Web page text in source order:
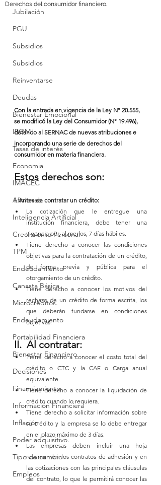
Jubilación
PGU
Subsidios
Subsidios
Reinventarse
Deudas
Bienestar Emocional
IPOM
Tasas de interés
Economia
IMACEC
Aficiones.
Inteligencia Artificial
Crecimiento Personal
TPM
Endeudamiento
Canasta Básica.
Microcréditos.
Endeudamiento
Portabilidad Financiera
Bienestar Financiero
Decisiones
Financiamiento
Información Financiera
Inflación
Poder adquisitivo.
Tipo de cambio
Empleos
Derechos del consumidor financiero.
Con la entrada en vigencia de la Ley N° 20.555,
se modificó la Ley del Consumidor (N° 19.496),
dotando al SERNAC de nuevas atribuciones e
incorporando una serie de derechos del
consumidor en materia financiera.
Estos derechos son:
I. Antes de contratar un crédito:
La cotización que le entregue una
institución financiera, debe tener una
vigencia por, al menos, 7 días hábiles.
Tiene derecho a conocer las condiciones
objetivas para la contratación de un crédito,
de forma previa y pública para el
otorgamiento de un crédito.
Tiene derecho a conocer los motivos del
rechazo de un crédito de forma escrita, los
que deberán fundarse en condiciones
objetivas.
II.  Al contratar:
Tiene derecho a conocer el costo total del
crédito o CTC y la CAE o Carga anual
equivalente.
Tiene derecho a conocer la liquidación de
crédito cuando lo requiera.
Tiene derecho a solicitar información sobre
su crédito y la empresa se lo debe entregar
en el plazo máximo de 3 días.
Las empresas deben incluir una hoja
resumen en los contratos de adhesión y en
las cotizaciones con las principales cláusulas
del contrato, lo que le permitirá conocer las